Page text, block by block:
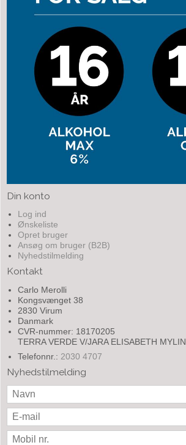
Din konto
Log ind
Ønskeliste
Opret bruger
Ansøg om bruger (B2B)
Nyhedstilmelding
Kontakt
Carlo Merolli
Kongsvænget 38
2830 Virum
Danmark
CVR-nummer: 18170205
TERRA VERDE V/JARA ELISABETH MYLIN
Telefonnr.: 2030 4707
Nyhedstilmelding